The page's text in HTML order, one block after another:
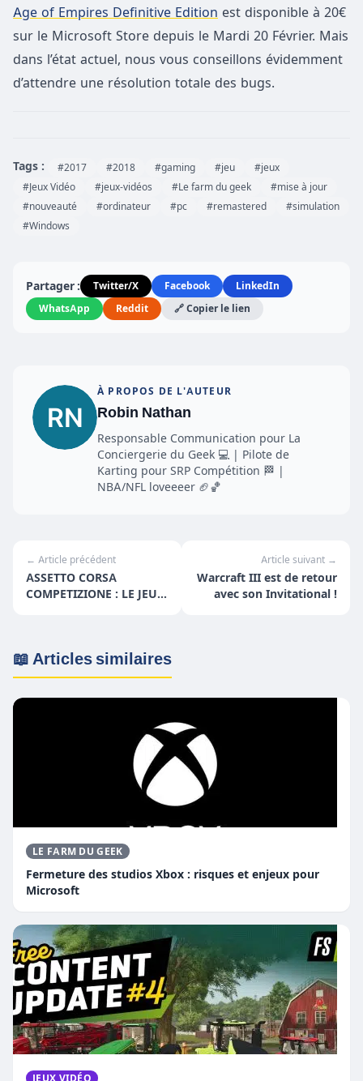
Age of Empires Definitive Edition est disponible à 20€
sur le Microsoft Store depuis le Mardi 20 Février. Mais
dans l’état actuel, nous vous conseillons évidemment
d’attendre une résolution totale des bugs.
Tags : #2017 #2018 #gaming #jeu
#jeux
#Jeux Vidéo
#jeux-vidéos #Le farm du geek
#mise à jour
#nouveauté
#ordinateur #pc #remastered
#simulation
#Windows
Partager : Twitter/X Facebook
LinkedIn
WhatsApp
Reddit 🔗 Copier le lien
À PROPOS DE L'AUTEUR
Robin Nathan
Responsable Communication pour La
Conciergerie du Geek 💻 | Pilote de
Karting pour SRP Compétition 🏁 |
NBA/NFL loveeeer 🏈🏀
← Article précédent
ASSETTO CORSA
COMPETIZIONE : LE JEU
Article suivant →
Warcraft III est de retour
avec son Invitational !
📖 Articles similaires
LE FARM DU GEEK
Fermeture des studios Xbox : risques et enjeux pour
Microsoft
JEUX VIDÉO